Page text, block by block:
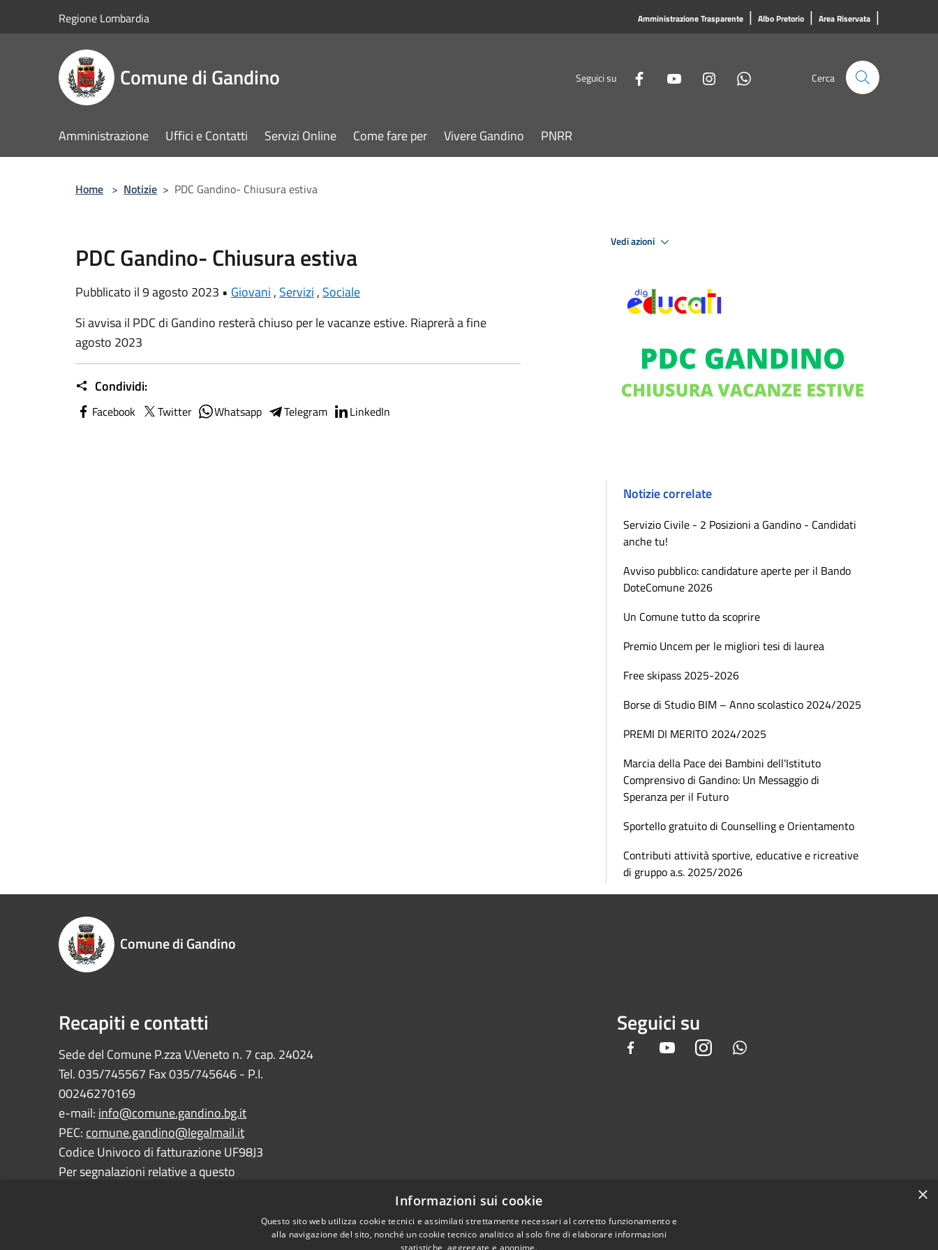
Regione Lombardia Amministrazione Trasparente | Albo Pretorio | Area Riservata |
Comune di Gandino Seguici su Cerca
Amministrazione Uffici e Contatti Servizi Online Come fare per Vivere Gandino PNRR
Home > Notizie > PDC Gandino- Chiusura estiva
PDC Gandino- Chiusura estiva
Pubblicato il 9 agosto 2023 • Giovani , Servizi , Sociale
Si avvisa il PDC di Gandino resterà chiuso per le vacanze estive. Riaprerà a fine
agosto 2023
Condividi:
Facebook Twitter Whatsapp Telegram LinkedIn
Vedi azioni
Notizie correlate
Servizio Civile - 2 Posizioni a Gandino - Candidati
anche tu!
Avviso pubblico: candidature aperte per il Bando
DoteComune 2026
Un Comune tutto da scoprire
Premio Uncem per le migliori tesi di laurea
Free skipass 2025-2026
Borse di Studio BIM – Anno scolastico 2024/2025
PREMI DI MERITO 2024/2025
Marcia della Pace dei Bambini dell'Istituto
Comprensivo di Gandino: Un Messaggio di
Speranza per il Futuro
Sportello gratuito di Counselling e Orientamento
Contributi attività sportive, educative e ricreative
di gruppo a.s. 2025/2026
Comune di Gandino
Recapiti e contatti
Sede del Comune P.zza V.Veneto n. 7 cap. 24024
Tel. 035/745567 Fax 035/745646 - P.I.
00246270169
e-mail: info@comune.gandino.bg.it
PEC: comune.gandino@legalmail.it
Codice Univoco di fatturazione UF98J3
Per segnalazioni relative a questo
Seguici su
Facebook YoutubeInstagram
×
Informazioni sui cookie
Questo sito web utilizza cookie tecnici e assimilati strettamente necessari al corretto funzionamento e
alla navigazione del sito, nonché un cookie tecnico analitico al solo fine di elaborare informazioni
statistiche, aggregate e anonime.